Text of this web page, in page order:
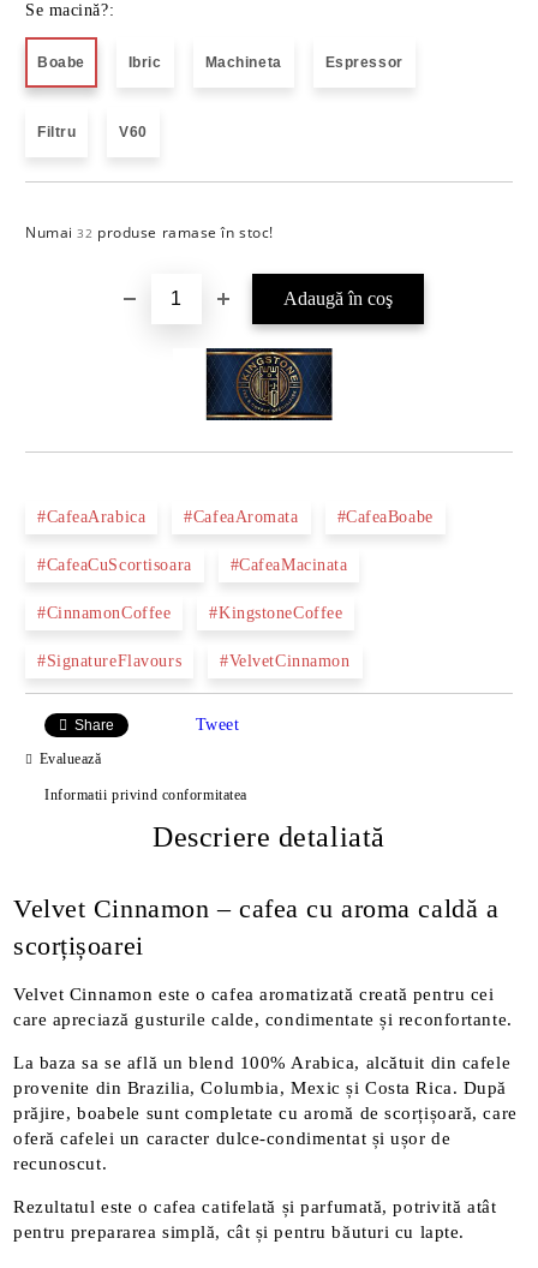
Se macină?:
Boabe Ibric Machineta Espressor
Filtru V60
Numai32 produse ramase în stoc!
#CafeaArabica #CafeaAromata #CafeaBoabe
#CafeaCuScortisoara #CafeaMacinata
#CinnamonCoffee #KingstoneCoffee
#SignatureFlavours #VelvetCinnamon
Share Tweet
Evaluează
Informatii privind conformitatea
Descriere detaliată
Velvet Cinnamon – cafea cu aroma caldă a
scorțișoarei
Velvet Cinnamon este o cafea aromatizată creată pentru cei
care apreciază gusturile calde, condimentate și reconfortante.
La baza sa se află un blend 100% Arabica, alcătuit din cafele
provenite din Brazilia, Columbia, Mexic și Costa Rica. După
prăjire, boabele sunt completate cu aromă de scorțișoară, care
oferă cafelei un caracter dulce-condimentat și ușor de
recunoscut.
Rezultatul este o cafea catifelată și parfumată, potrivită atât
pentru prepararea simplă, cât și pentru băuturi cu lapte.